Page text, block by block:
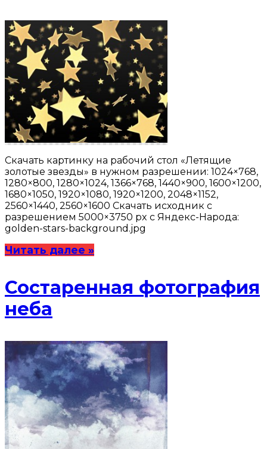
Скачать картинку на рабочий стол «Летящие
золотые звезды» в нужном разрешении: 1024×768,
1280×800, 1280×1024, 1366×768, 1440×900, 1600×1200,
1680×1050, 1920×1080, 1920×1200, 2048×1152,
2560×1440, 2560×1600 Скачать исходник с
разрешением 5000×3750 px с Яндекс-Народа:
golden-stars-background.jpg
Читать далее »
Состаренная фотография
неба